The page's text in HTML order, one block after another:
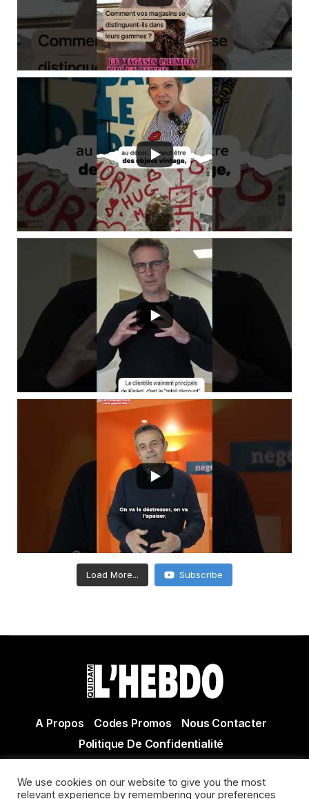
Load More... Subscribe
A Propos Codes Promos
Nous Contacter
Politique De Confidentialité
Actualité Agen - Actualité en lot et Garonne - Actualité
We use cookies on our website to give you the most
relevant experience by remembering your preferences